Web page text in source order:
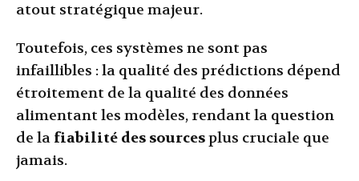
atout stratégique majeur.
Toutefois, ces systèmes ne sont pas
infaillibles : la qualité des prédictions dépend
étroitement de la qualité des données
alimentant les modèles, rendant la question
de la fiabilité des sourcesplus cruciale que
jamais.